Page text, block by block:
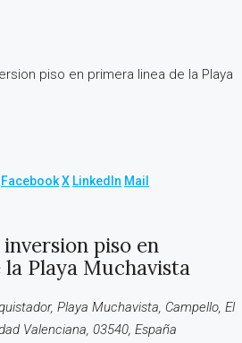
piso en primera linea de la Playa
FacebookX LinkedIn Mail
piso en
Playa Muchavista
Playa Muchavista, Campello, El
Valenciana, 03540, España